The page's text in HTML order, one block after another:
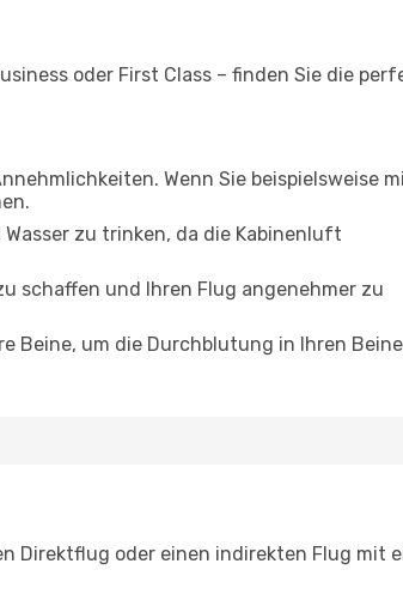
oder First Class – finden Sie die
Wenn Sie beispielsweise
zu trinken, da die Kabinenluft
schaffen und Ihren Flug angenehmer zu
Beine, um die Durchblutung in Ihren
Direktflug oder einen indirekten Flug mit